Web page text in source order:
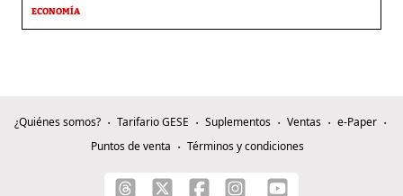
ECONOMÍA
¿Quiénes somos? Tarifario GESE Suplementos Ventas
e-Paper
Puntos de venta
Términos y condiciones